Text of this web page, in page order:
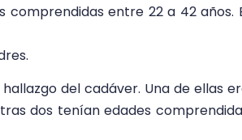
comprendidas entre 22 a 42 años.
del cadáver. Una de ellas
dos tenían edades